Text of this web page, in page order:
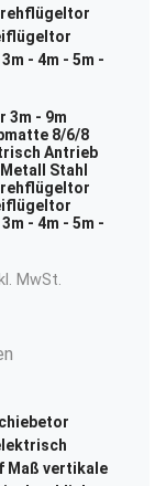
3m - 9m
8/6/8
Antrieb
Stahl
- 4m - 5m -
MwSt.